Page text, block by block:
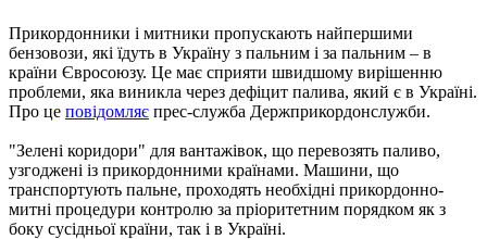
Прикордонники і митники пропускають найпершими
бензовози, які їдуть в Україну з пальним і за пальним – в
країни Євросоюзу. Це має сприяти швидшому вирішенню
проблеми, яка виникла через дефіцит палива, який є в Україні.
Про це повідомляє прес-служба Держприкордонслужби.
"Зелені коридори" для вантажівок, що перевозять паливо,
узгоджені із прикордонними країнами. Машини, що
транспортують пальне, проходять необхідні прикордонно-
митні процедури контролю за пріоритетним порядком як з
боку сусідньої країни, так і в Україні.